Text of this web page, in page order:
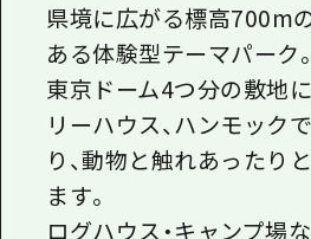
フォトダウンロ
関連リンク
県境に広がる標高700m
ある体験型テーマパーク。
東京ドーム4つ分の敷地
リーハウス、ハンモック
り、動物と触れあったり
ます。
ログハウス・キャンプ場